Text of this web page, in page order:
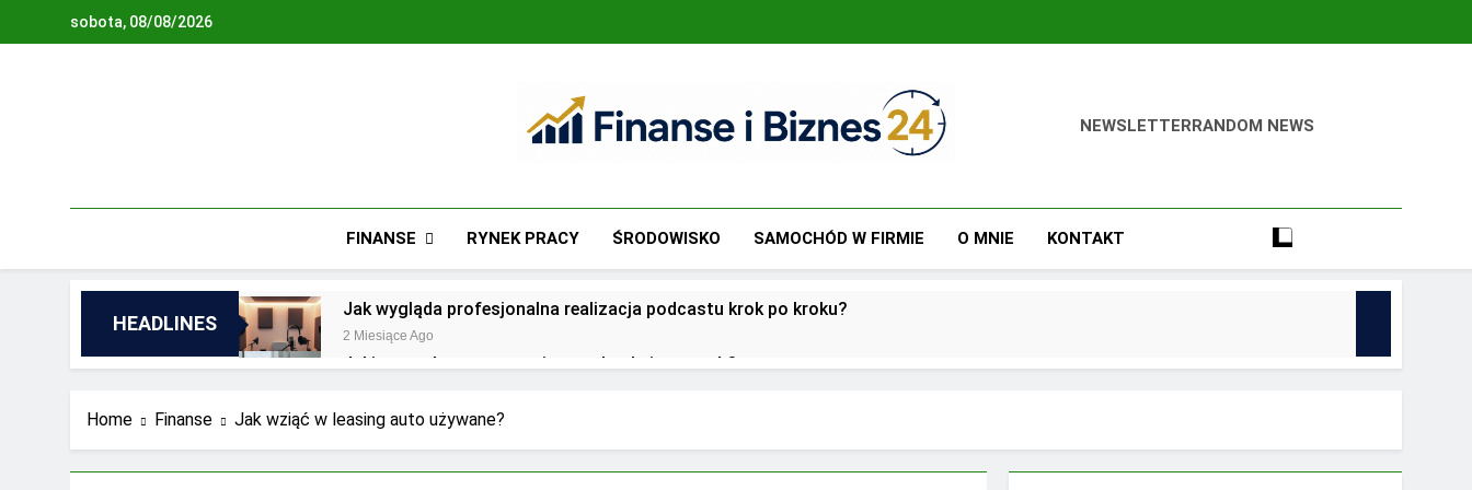
sobota, 08/08/2026
Finanse I Biznes 24
NEWSLETTERRANDOM NEWS
FINANSE RYNEK PRACY ŚRODOWISKO SAMOCHÓD W FIRMIE O MNIE KONTAKT
HEADLINES
Jak wygląda profesjonalna realizacja podcastu krok po kroku?
2 Miesiące Ago
Jakie są zalety outsourcingu usług księgowych?
Jakie wyzwania stoją przed biurami rachunkowymi w dobie cyfryzacji?
Najnowsze trendy w zarządzaniu biznesem rodzinnym
Home Finanse Jak wziąć w leasing auto używane?